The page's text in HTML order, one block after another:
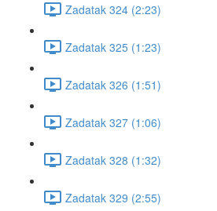
Zadatak 324 (2:23)
Zadatak 325 (1:23)
Zadatak 326 (1:51)
Zadatak 327 (1:06)
Zadatak 328 (1:32)
Zadatak 329 (2:55)